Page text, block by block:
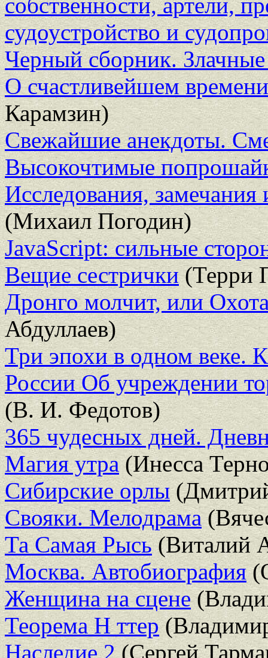
судоустройство и
Черный сборник.
О счастливейшем
Карамзин)
Свежайшие анекдоты.
Высокочтимые
Исследования,
(Михаил Погодин)
JavaScript: сильные
Вещие сестрички(Терри
Дронго молчит, или
Абдуллаев)
Три эпохи в одном веке.
России Об учреждении
(В. И. Федотов)
365 чудесных дней.
Магия утра(Инесса
Сибирские орлы
Свояки. Мелодрама
Та Самая Рысь(Виталий
Москва. Автобиография
Женщина на сцене
Теорема Н ттер
Наследие 2(Сергей